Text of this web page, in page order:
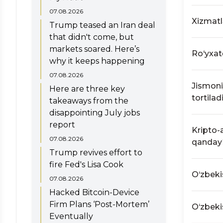
07.08.2026
Trump teased an Iran deal
that didn't come, but
markets soared. Here’s
why it keeps happening
07.08.2026
Here are three key
takeaways from the
disappointing July jobs
report
07.08.2026
Trump revives effort to
fire Fed's Lisa Cook
07.08.2026
Hacked Bitcoin-Device
Firm Plans ‘Post-Mortem’
Eventually
kripto-
bo‘ladi.
uchun
kripto-
elektr
bilan
Tig‘iz
shaklda
hamda
baravari
kripto-
majburiy
Kripto-
https://